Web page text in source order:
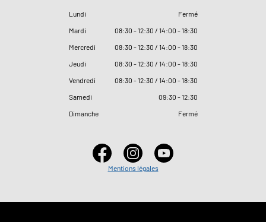
Lundi
Fermé
Mardi
08:30 - 12:30 / 14:00 - 18:30
Mercredi
08:30 - 12:30 / 14:00 - 18:30
Jeudi
08:30 - 12:30 / 14:00 - 18:30
Vendredi
08:30 - 12:30 / 14:00 - 18:30
Samedi
09:30 - 12:30
Dimanche
Fermé
Mentions légales